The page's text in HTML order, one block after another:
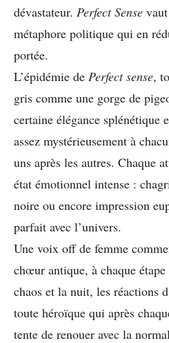
dévastateur. Perfect Sense
métaphore politique qui en
portée.
L’épidémie de Perfect sense,
gris comme une gorge de
certaine élégance splénétique
assez mystérieusement à
uns après les autres. Chaque
état émotionnel intense :
noire ou encore impression
parfait avec l’univers.
Une voix off de femme
chœur antique, à chaque
chaos et la nuit, les réactions
toute héroïque qui après
tente de renouer avec la